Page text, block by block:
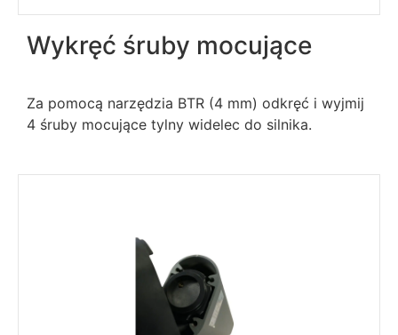
Wykręć śruby mocujące
Za pomocą narzędzia BTR (4 mm) odkręć i wyjmij
4 śruby mocujące tylny widelec do silnika.